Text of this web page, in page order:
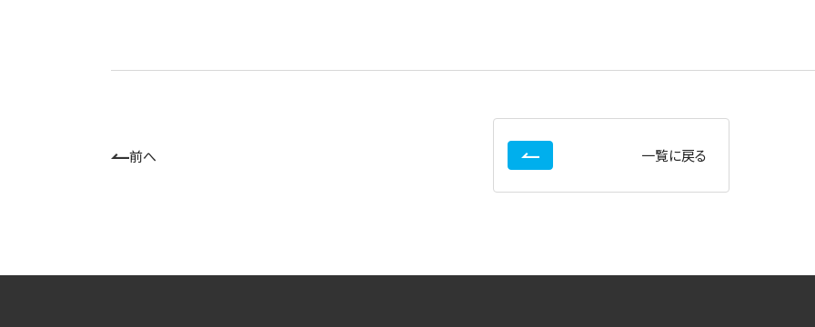
前へ 一覧に戻る